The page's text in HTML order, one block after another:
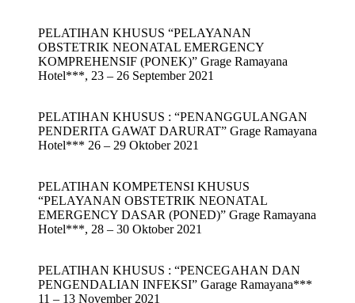
PELATIHAN KHUSUS “PELAYANAN
OBSTETRIK NEONATAL EMERGENCY
KOMPREHENSIF (PONEK)” Grage Ramayana
Hotel***, 23 – 26 September 2021
PELATIHAN KHUSUS : “PENANGGULANGAN
PENDERITA GAWAT DARURAT” Grage Ramayana
Hotel*** 26 – 29 Oktober 2021
PELATIHAN KOMPETENSI KHUSUS
“PELAYANAN OBSTETRIK NEONATAL
EMERGENCY DASAR (PONED)” Grage Ramayana
Hotel***, 28 – 30 Oktober 2021
PELATIHAN KHUSUS : “PENCEGAHAN DAN
PENGENDALIAN INFEKSI” Garage Ramayana***
11 – 13 November 2021